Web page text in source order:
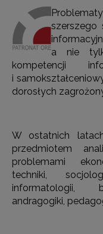
szerszego
a nie
kompetencji
i
dorosłych
W ostatnich
przedmiotem
problemami
techniki,
informatologii,
andragogiki,